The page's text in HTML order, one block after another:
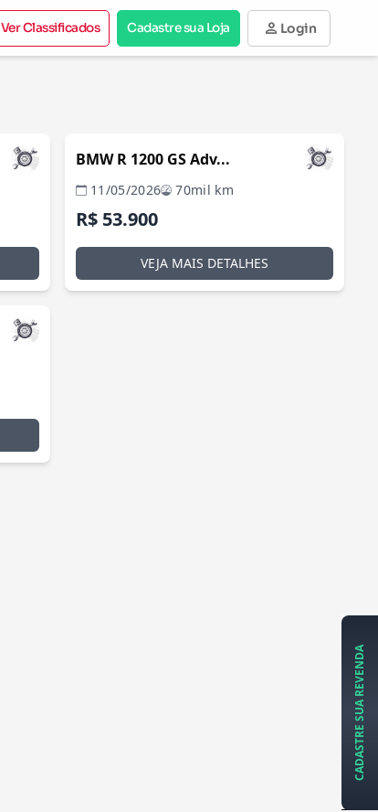
Ver Classificados Cadastre sua Loja person Login
BMW R 1200 GS Adv...
11/05/2026 70mil km
R$ 53.900
VEJA MAIS DETALHES
CADASTRE SUA REVENDA